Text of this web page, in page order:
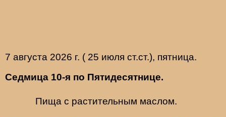
7 августа 2026 г. ( 25 июля ст.ст.), пятница.
Седмица 10-я по Пятидесятнице.
Пища с растительным маслом.